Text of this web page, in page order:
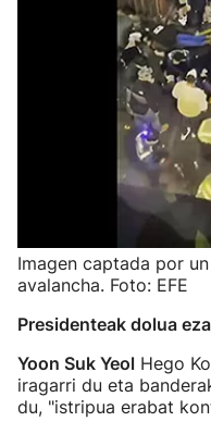
Imagen captada por
avalancha. Foto: EFE
Presidenteak dolua
Yoon Suk Yeol Hego
iragarri du eta
du, "istripua erabat